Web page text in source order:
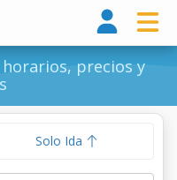
horarios, precios y
Solo Ida